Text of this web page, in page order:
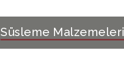
Süsleme Malzemeleri